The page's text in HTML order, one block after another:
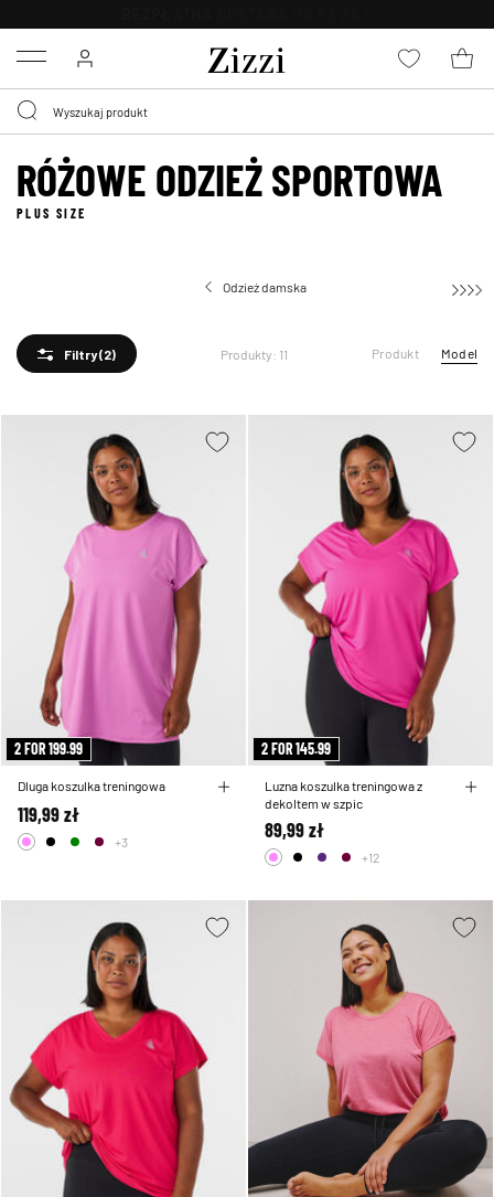
Menu
RÓŻOWE ODZIEŻ SPORTOWA
PLUS SIZE
Odzież damska
Filtry(2) Produkty: 11 Produkt Model
2 FOR 199.99
Dluga koszulka treningowa
119,99 zł
+3
2 FOR 145.99
Luzna koszulka treningowa z
dekoltem w szpic
89,99 zł
+12